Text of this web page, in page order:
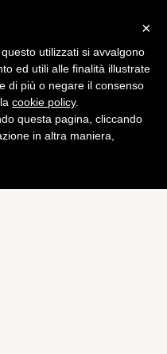
×
utilizzati si avvalgono
ed utili alle finalità illustrate
di più o negare il consenso
cookie policy.
questa pagina, cliccando
in altra maniera,